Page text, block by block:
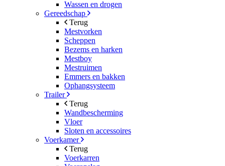
Wassen en drogen
Gereedschap
Terug
Mestvorken
Scheppen
Bezems en harken
Mestboy
Mestruimen
Emmers en bakken
Ophangsysteem
Trailer
Terug
Wandbescherming
Vloer
Sloten en accessoires
Voerkamer
Terug
Voerkarren